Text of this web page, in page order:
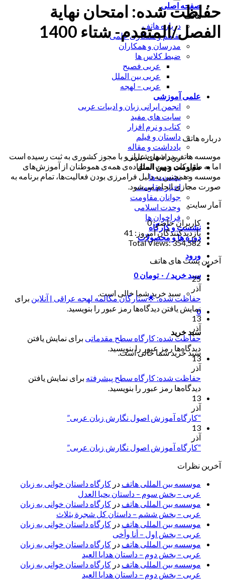
صفحه اصلی
هاتف
درباره هاتف
تفاهم و همکاری علمی
مدرسان و همکاران
ضبط کلاس ها
عربی فصیح
عربی بین الملل
عربی – لهجه
علمی آموزشی
انجمن ایرانی زبان و ادبیات عربی
سایت های مفید
کتاب و نرم افزار
داستان و فیلم
یادداشت و مقاله
رویداد های علمی
مقاومت و بین الملل
نشست ها
اخبار مقاومت
جوانان مقاومت
وحدت اسلامی
فراخوان ها
نشست و کارگاه
دوره ها و محصولات
ورود
سبد خرید / ۰ تومان 0
سبد خرید شما خالی است.
0
سبد خرید
سبد خرید شما خالی است.
حفاظت شده: امتحان نهایة
الفصل/المتقدم- شتاء 1400
درباره هاتف
موسسه هاتف در شهر شیراز و با مجوز کشوری به ثبت رسیده است
اما به طور کلی جهت استفاده‌ی همه‌ی هموطنان از آموزش‌های
موسسه و همچنین به دلیل فرامرزی بودن فعالیت‌ها، تمام برنامه به
صورت مجازی انجام می‌شود.
آمار سایت
کاربران حاضر:0
بازدیدکنندگان امروز: 41
Total Views:354,582
آخرین پست های هاتف
25
آذر
حفاظت شده: 🌟ستارگان مکالمه لهجه عراقی | آنلاین برای
نمایش یافتن دیدگاه‌ها رمز عبور را بنویسید.
13
آذر
حفاظت شده: کارگاه سطح مقدماتی برای نمایش یافتن
دیدگاه‌ها رمز عبور را بنویسید.
13
آذر
حفاظت شده: کارگاه سطح پیشرفته برای نمایش یافتن
دیدگاه‌ها رمز عبور را بنویسید.
13
آذر
“کارگاه آموزش اصول نگارش زبان عربی”
13
آذر
“کارگاه آموزش اصول نگارش زبان عربی”
آخرین نظرات
موسسه بین المللی هاتف در کارگاه داستان خوانی به زبان
عربی – بخش سوم – داستان یحیا العدل
موسسه بین المللی هاتف در کارگاه داستان خوانی به زبان
عربی – بخش ششم – داستان کل شجرة بثلاث
موسسه بین المللی هاتف در کارگاه داستان خوانی به زبان
عربی – بخش اول – أنا وأخی
موسسه بین المللی هاتف در کارگاه داستان خوانی به زبان
عربی – بخش دوم – داستان هدایا العید
موسسه بین المللی هاتف در کارگاه داستان خوانی به زبان
عربی – بخش دوم – داستان هدایا العید